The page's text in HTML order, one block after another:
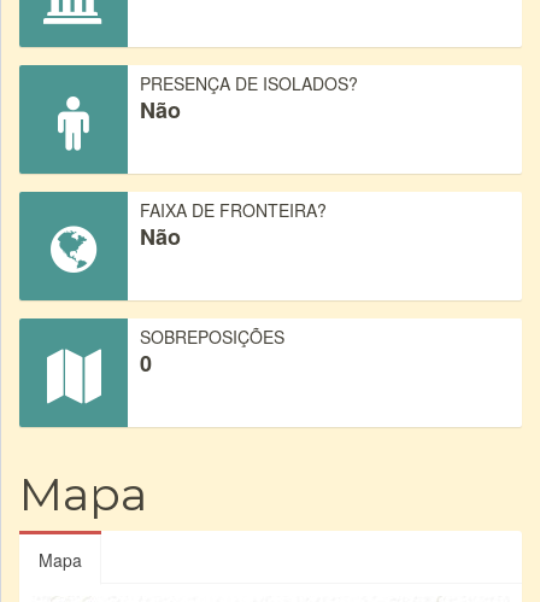
PRESENÇA DE ISOLADOS?
Não
FAIXA DE FRONTEIRA?
Não
SOBREPOSIÇÕES
0
Mapa
Mapa